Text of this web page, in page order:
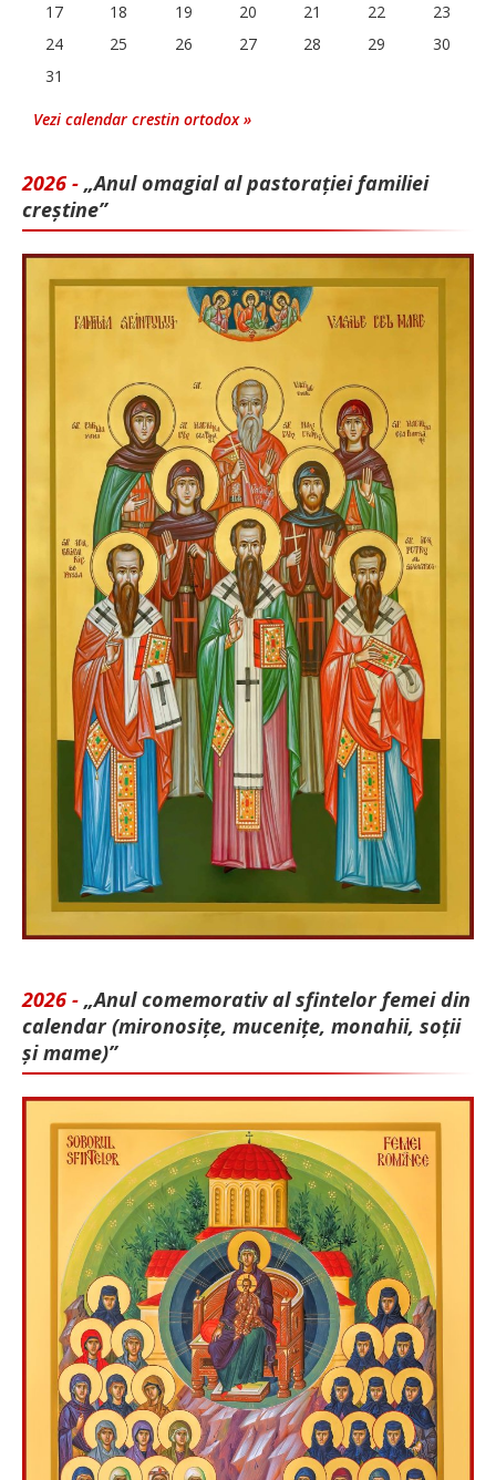
17
18 19 20 21 22
23
24
25 26 27 28 29
30
31
Vezi calendar crestin ortodox »
2026 - „Anul omagial al pastorației familiei
creștine”
2026 - „Anul comemorativ al sfintelor femei din
calendar (mironosițe, mu­cenițe, monahii, soții
și mame)”